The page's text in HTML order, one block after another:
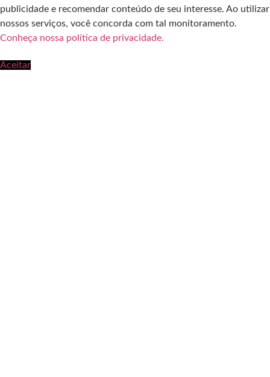
publicidade e recomendar conteúdo de seu interesse. Ao utilizar
nossos serviços, você concorda com tal monitoramento.
Conheça nossa política de privacidade.
Aceitar